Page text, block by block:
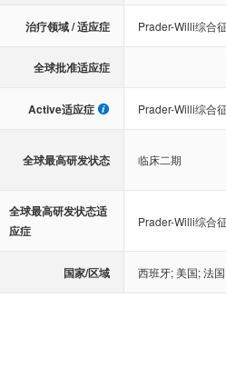
治疗领域 / 适应症 Prader-Willi综合
全球批准适应症
Active适应症 Prader-Willi综合
全球最高研发状态 临床二期
全球最高研发状态适
应症
Prader-Willi综合
国家/区域 西班牙;美国;法国